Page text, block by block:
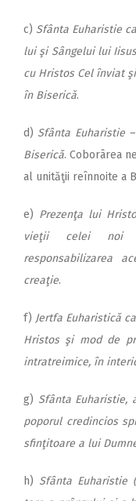
c) Sfânta Euharistie
lui şi Sângelui lui
cu Hristos Cel înviat
în Biserică.
d) Sfânta Euharistie
Bi­serică. Coborârea
al unităţii reînnoite a
e) Prezenţa lui
vie­ţii celei noi
responsabilizarea
creaţie.
f) Jertfa Euharistică
Hristos şi mod de
intratreimice, în
g) Sfânta Euharistie,
poporul credincios
sfin­ţi­toare a lui
h) Sfânta Euharistie